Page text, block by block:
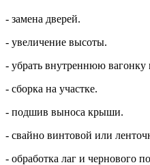
- замена дверей.
- увеличение высоты.
- убрать внутреннюю вагонку
- сборка на участке.
- подшив выноса крыши.
- свайно винтовой или
- обработка лаг и чернового